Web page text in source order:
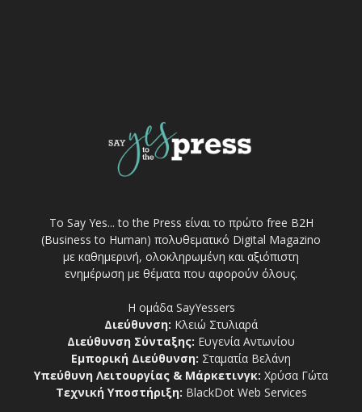
Το Say Yes... to the Press είναι το πρώτο free Β2Η
(Business to Human) πολυθεματικό Digital Magazino
με καθημερινή, ολοκληρωμένη και αξιόπιστη
ενημέρωση με θέματα που αφορούν όλους.
Η ομάδα SayYessers
Διεύθυνση: Κλειώ Στυλιαρά
Διεύθυνση Σύνταξης: Ευγενία Αντωνίου
Εμπορική Διεύθυνση: Σταματία Βελάνη
Υπεύθυνη Λειτουργίας & Μάρκετινγκ: Χρύσα Γώτα
Τεχνική Υποστήριξη: BlackDot Web Services